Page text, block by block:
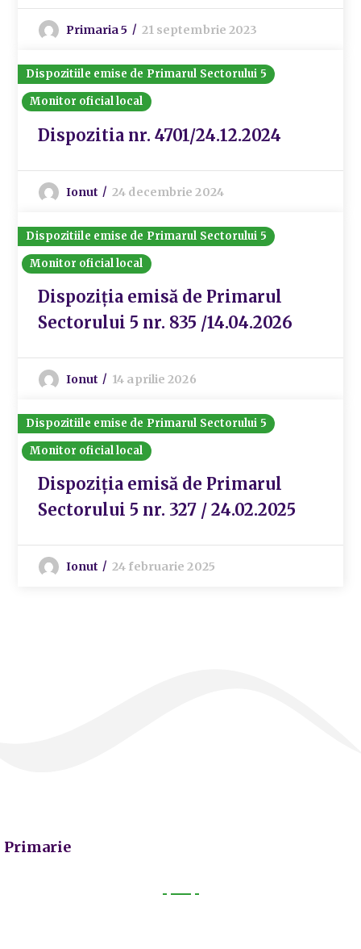
Primaria 5 21 septembrie 2023
Dispozitiile emise de Primarul Sectorului 5
Monitor oficial local
Dispozitia nr. 4701/24.12.2024
Ionut 24 decembrie 2024
Dispozitiile emise de Primarul Sectorului 5
Monitor oficial local
Dispoziția emisă de Primarul
Sectorului 5 nr. 835 /14.04.2026
Ionut 14 aprilie 2026
Dispozitiile emise de Primarul Sectorului 5
Monitor oficial local
Dispoziția emisă de Primarul
Sectorului 5 nr. 327 / 24.02.2025
Ionut 24 februarie 2025
Primarie